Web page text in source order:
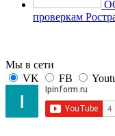
проверкам
Мы в сети
VK
FB